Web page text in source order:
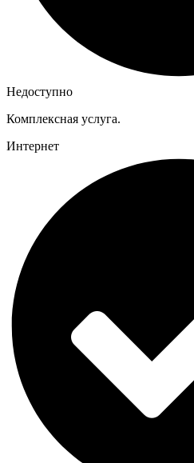
Недоступно
Комплексная услуга.
Интернет